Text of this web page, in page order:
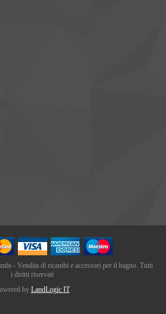
- Vendita di ricambi e accessori per il bagno. Tutti
i diritti riservati
by LandLogic IT